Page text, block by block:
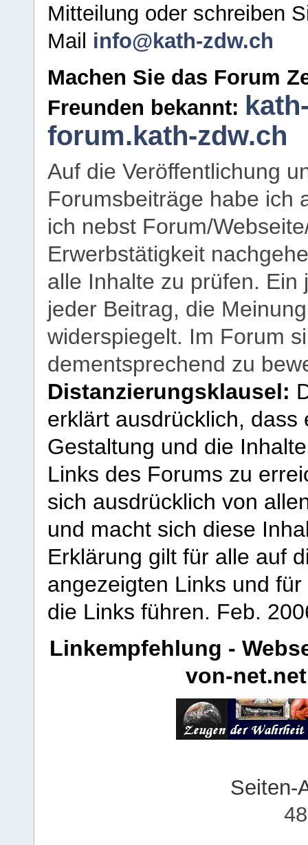
Mitteilung oder schreiben
Mail info@kath-zdw.ch
Machen Sie das Forum
Freunden bekannt:
forum.kath-zdw.ch
Auf die Veröffentlichung
Forumsbeiträge habe ich
ich nebst Forum/
Erwerbstätigkeit
alle Inhalte zu prüfen.
jeder Beitrag, die
widerspiegelt. Im Forum
dementsprechend zu
Distanzierungsklausel:
erklärt ausdrücklich,
Gestaltung und die
Links des Forums zu
sich ausdrücklich von
und macht sich diese
Erklärung gilt für alle auf
angezeigten Links und
die Links führen. Feb.
Linkempfehlung -
von-net.net
Seiten-